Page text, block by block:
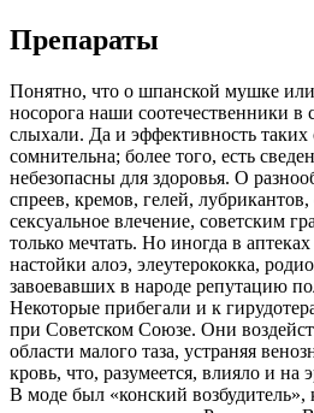
Препараты
Понятно, что о шпанской мушке или
носорога наши соотечественники в
слыхали. Да и эффективность таких
сомнительна; более того, есть
небезопасны для здоровья. О
спреев, кремов, гелей,
сексуальное влечение, советским
только мечтать. Но иногда в
настойки алоэ, элеутерококка,
завоевавших в народе репутацию
Некоторые прибегали и к
при Советском Союзе. Они
области малого таза, устраняя
кровь, что, разумеется, влияло и на
В моде был «конский